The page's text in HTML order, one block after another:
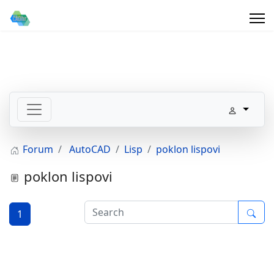
Forum AutoCAD Lisp poklon lispovi
poklon lispovi
1